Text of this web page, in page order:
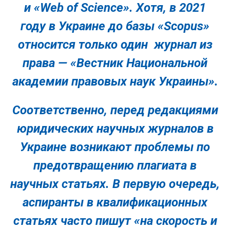
и «Web of Science». Хотя, в 2021
году в Украине до базы «Scopus»
относится только один журнал из
права — «Вестник Национальной
академии правовых наук Украины».
Соответственно, перед редакциями
юридических научных журналов в
Украине возникают проблемы по
предотвращению плагиата в
научных статьях. В первую очередь,
аспиранты в квалификационных
статьях часто пишут «на скорость и